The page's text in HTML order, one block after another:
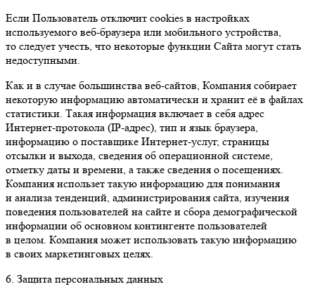
Если Пользователь отключит cookies в настройках
используемого веб-браузера или мобильного устройства,
то следует учесть, что некоторые функции Сайта могут стать
недоступными.
Как и в случае большинства веб-сайтов, Компания собирает
некоторую информацию автоматически и хранит её в файлах
статистики. Такая информация включает в себя адрес
Интернет-протокола (IP-адрес), тип и язык браузера,
информацию о поставщике Интернет-услуг, страницы
отсылки и выхода, сведения об операционной системе,
отметку даты и времени, а также сведения о посещениях.
Компания использет такую информацию для понимания
и анализа тенденций, администрирования сайта, изучения
поведения пользователей на сайте и сбора демографической
информации об основном контингенте пользователей
в целом. Компания может использовать такую информацию
в своих маркетинговых целях.
6. Защита персональных данных